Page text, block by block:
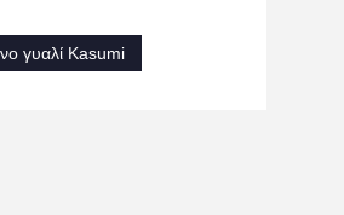
γυαλί Kasumi